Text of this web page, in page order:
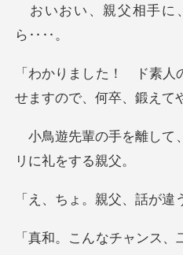
相手に
せますの
て
親父、話が違
ス、